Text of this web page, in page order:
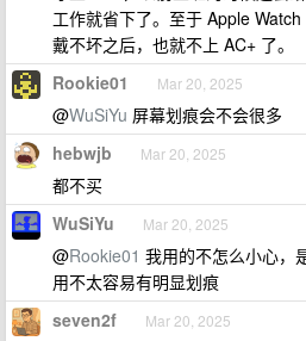
工作就省下了。至于 Apple
戴不坏之后，也就不上 AC+ 了。
Rookie01 Mar 20, 2025
@WuSiYu 屏幕划痕会不会很多
hebwjb Mar 20, 2025
都不买
WuSiYu Mar 20, 2025
@Rookie01 我用的不怎么小心，
用不太容易有明显划痕
seven2f Mar 20, 2025